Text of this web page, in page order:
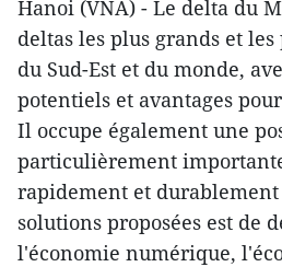
Hanoi (VNA) - Le delta du
deltas les plus grands et
du Sud-Est et du monde,
potentiels et avantages
Il occupe également une
particulièrement
rapidement et durablement
solutions proposées est de
l'économie numérique,